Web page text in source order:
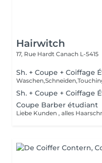
Hairwitch
17, Rue Hardt Canach L-5415
Sh. + Coupe + Coiffage
Sh. + Coupe + Coiffage
Coupe Barber étudiant